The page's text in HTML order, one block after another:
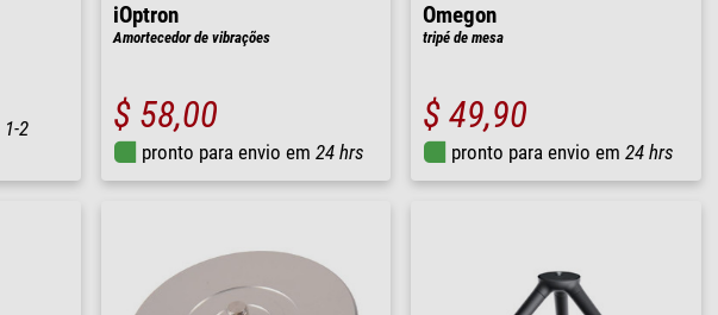
1-2
iOptron
Amortecedor de vibrações
$ 58,00
pronto para envio em 24 hrs
Omegon
tripé de mesa
$ 49,90
pronto para envio em 24 hrs